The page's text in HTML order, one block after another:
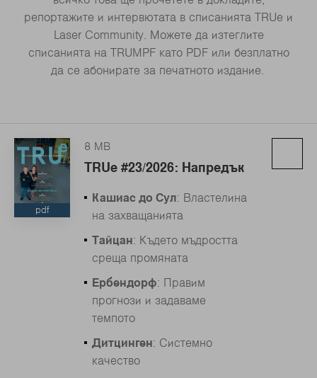
репортажите и интервютата в списанията TRUe и
Laser Community. Можете да изтеглите
списанията на TRUMPF като PDF или безплатно
да се абонирате за печатното издание.
pdf
8 MB
TRUe #23/2026: Напредък
Кашиас до Сул: Властелина
на захващанията
Тайцан: Където мъдростта
среща промяната
Ербендорф: Правим
прогнози и задаваме
темпото
Дитцинген: Системно
качество